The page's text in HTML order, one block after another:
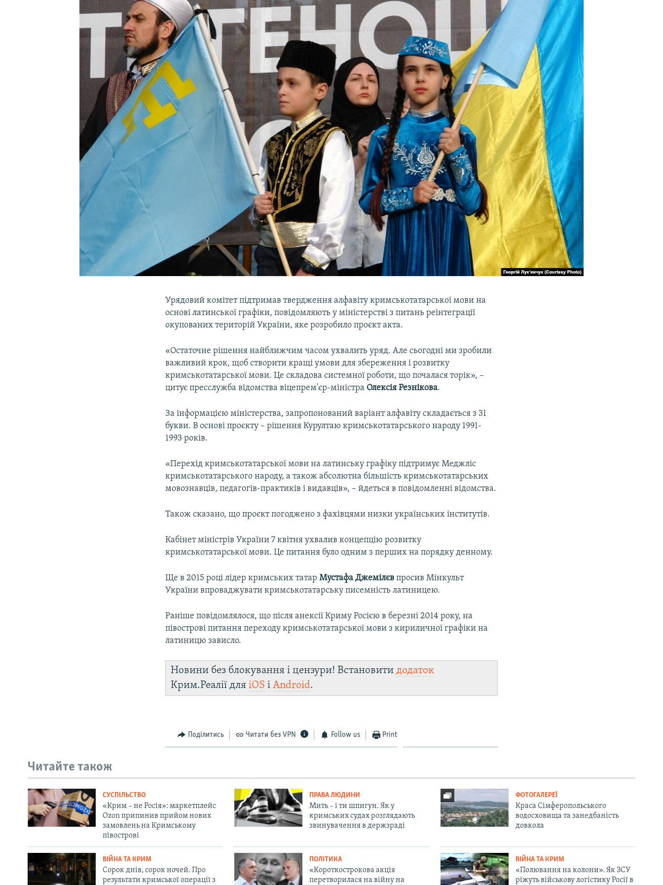
УКРАЇНСЬКА ПРОБЛЕМА КРИМУ
Урядовий комітет підтримав твердження алфавіту кримськотатарської мови на
основі латинської графіки, повідомляють у міністерстві з питань реінтеграції
окупованих територій України, яке розробило проєкт акта.
«Остаточне рішення найближчим часом ухвалить уряд. Але сьогодні ми зробили
важливий крок, щоб створити кращі умови для збереження і розвитку
кримськотатарської мови. Це складова системної роботи, що почалася торік», –
цитує пресслужба відомства віцепрем'єр-міністра Олексія Резнікова.
За інформацією міністерства, запропонований варіант алфавіту складається з 31
букви. В основі проєкту – рішення Курултаю кримськотатарського народу 1991-
1993 років.
«Перехід кримськотатарської мови на латинську графіку підтримує Меджліс
кримськотатарського народу, а також абсолютна більшість кримськотатарських
мовознавців, педагогів-практиків і видавців», – йдеться в повідомленні відомства.
Також сказано, що проєкт погоджено з фахівцями низки українських інститутів.
Кабінет міністрів України 7 квітня ухвалив концепцію розвитку
кримськотатарської мови. Це питання було одним з перших на порядку денному.
Ще в 2015 році лідер кримських татарМустафа Джемілєв просив Мінкульт
України впроваджувати кримськотатарську писемність латиницею.
Раніше повідомлялося, що після анексії Криму Росією в березні 2014 року, на
півострові питання переходу кримськотатарської мови з кириличної графіки на
латиницю зависло.
Новини без блокування і цензури! Встановитидодаток
Крим.Реалії дляiOS іAndroid.
Поділитись Читати без VPN Follow us Print
Читайте також
СУСПІЛЬСТВО
«Крим – не Росія»: маркетплейс
Ozon припинив прийом нових
замовлень на Кримському
півострові
ПРАВА ЛЮДИНИ
Мить – і ти шпигун. Як у
кримських судах розглядають
звинувачення в держзраді
ФОТОГАЛЕРЕЇ
Краса Сімферопольського
водосховища та занедбаність
довкола
ВІЙНА ТА КРИМ
Сорок днів, сорок ночей. Про
результати кримської операції з
ПОЛІТИКА
«Короткострокова акція
перетворилася на війну на
ВІЙНА ТА КРИМ
«Полювання на колони». Як ЗСУ
ріжуть військову логістику Росії в